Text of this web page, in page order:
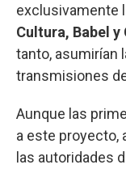
exclusivamente
Cultura, Babel y
tanto, asumirían
transmisiones
Aunque las
a este proyecto,
las autoridades